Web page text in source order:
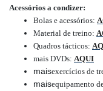
Acessórios a condizer:
Bolas e acessórios:
Material de treino:
Quadros tácticos:
mais DVDs: AQUI
maisexercícios de
maisequipamento